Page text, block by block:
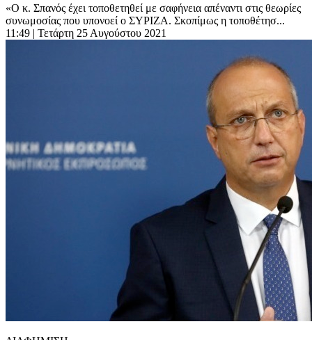
«Ο κ. Σπανός έχει τοποθετηθεί με σαφήνεια απέναντι στις θεωρίες
συνωμοσίας που υπονοεί ο ΣΥΡΙΖΑ. Σκοπίμως η τοποθέτησ...
11:49 | Τετάρτη 25 Αυγούστου 2021